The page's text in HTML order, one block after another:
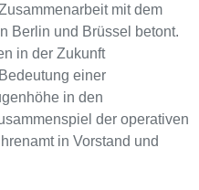
mit dem
Berlin und Brüssel betont.
in der Zukunft
einer
in den
der operativen
in Vorstand und